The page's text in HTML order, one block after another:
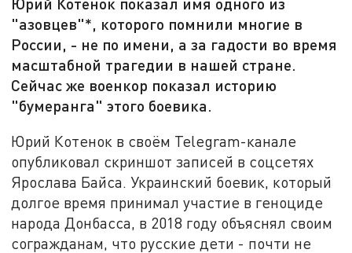
"азовцев"*, которого помнили многие в
России, - не по имени, а за гадости во время
масштабной трагедии в нашей стране.
Сейчас же военкор показал историю
"бумеранга" этого боевика.
Юрий Котенок в своём Telegram-канале
опубликовал скриншот записей в соцсетях
Ярослава Байса. Украинский боевик, который
долгое время принимал участие в геноциде
народа Донбасса, в 2018 году объяснял своим
согражданам, что русские дети - почти не